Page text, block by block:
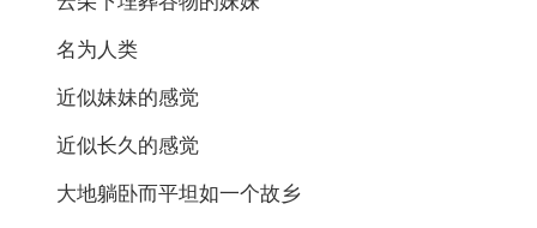
名为人类
近似妹妹的感觉
近似长久的感觉
大地躺卧而平坦如一个故乡